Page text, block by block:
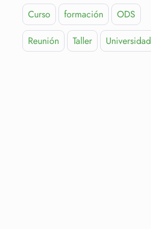
Curso formación
ODS
Reunión
Taller Universidad